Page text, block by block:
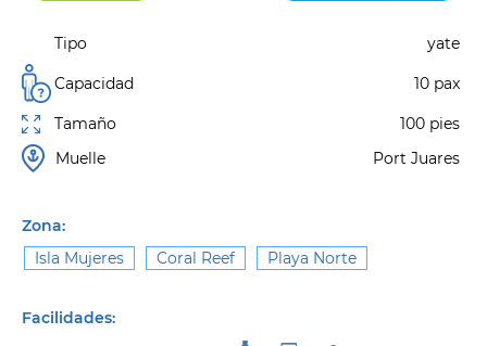
Tipo yate
Capacidad 10 pax
Tamaño
100 pies
Muelle
Port Juares
Zona:
Isla Mujeres
Coral Reef Playa Norte
Facilidades: